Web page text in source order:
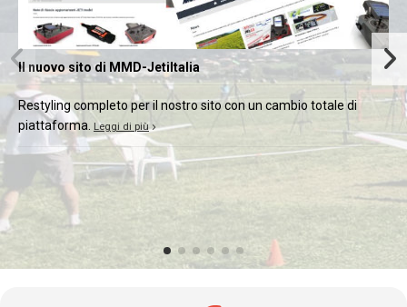
Il nuovo sito di MMD-JetiItalia
Restyling completo per il nostro sito con un cambio totale di
piattaforma.
Leggi di più